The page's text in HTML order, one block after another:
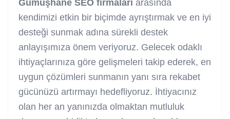
Gümüşhane SEO firmaları arasında
kendimizi etkin bir biçimde ayrıştırmak ve en iyi
desteği sunmak adına sürekli destek
anlayışımıza önem veriyoruz. Gelecek odaklı
ihtiyaçlarınıza göre gelişmeleri takip ederek, en
uygun çözümleri sunmanın yanı sıra rekabet
gücünüzü artırmayı hedefliyoruz. İhtiyacınız
olan her an yanınızda olmaktan mutluluk